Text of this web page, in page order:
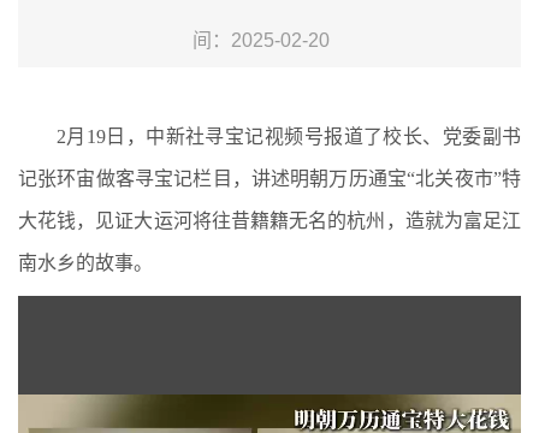
间：2025-02-20
2月19日，中新社寻宝记视频号报道了校长、党委副书
记张环宙做客寻宝记栏目，讲述明朝万历通宝“北关夜市”特
大花钱，见证大运河将往昔籍籍无名的杭州，造就为富足江
南水乡的故事。